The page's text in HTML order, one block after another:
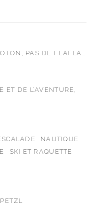
PAS DE FLAFLA…
ET DE L’AVENTURE,
NAUTIQUE
SKI ET RAQUETTE
PETZL